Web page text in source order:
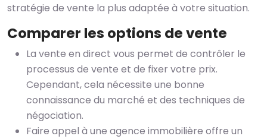
stratégie de vente la plus adaptée à votre situation.
Comparer les options de vente
La vente en direct vous permet de contrôler le
processus de vente et de fixer votre prix.
Cependant, cela nécessite une bonne
connaissance du marché et des techniques de
négociation.
Faire appel à une agence immobilière offre un